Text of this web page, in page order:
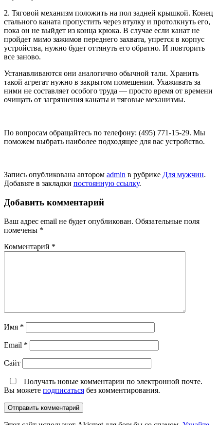
2. Тяговой механизм положить на пол задней крышкой. Конец
стального каната пропустить через втулку и протолкнуть его,
пока он не выйдет из конца крюка. В случае если канат не
пройдет мимо зажимов переднего захвата, упрется в корпус
устройства, нужно будет оттянуть его обратно. И повторить
все заново.
Устанавливаются они аналогично обычной тали. Хранить
такой агрегат нужно в закрытом помещении. Ухаживать за
ними не составляет особого труда — просто время от времени
очищать от загрязнения канаты и тяговые механизмы.
По вопросам обращайтесь по телефону: (495) 771-15-29. Мы
поможем выбрать наиболее подходящее для вас устройство.
Запись опубликована автором admin в рубрике Для мужчин.
Добавьте в закладки постоянную ссылку.
Добавить комментарий
Ваш адрес email не будет опубликован. Обязательные поля
помечены *
Комментарий *
Имя *
Email *
Сайт
Получать новые комментарии по электронной почте.
Вы можете подписаться без комментирования.